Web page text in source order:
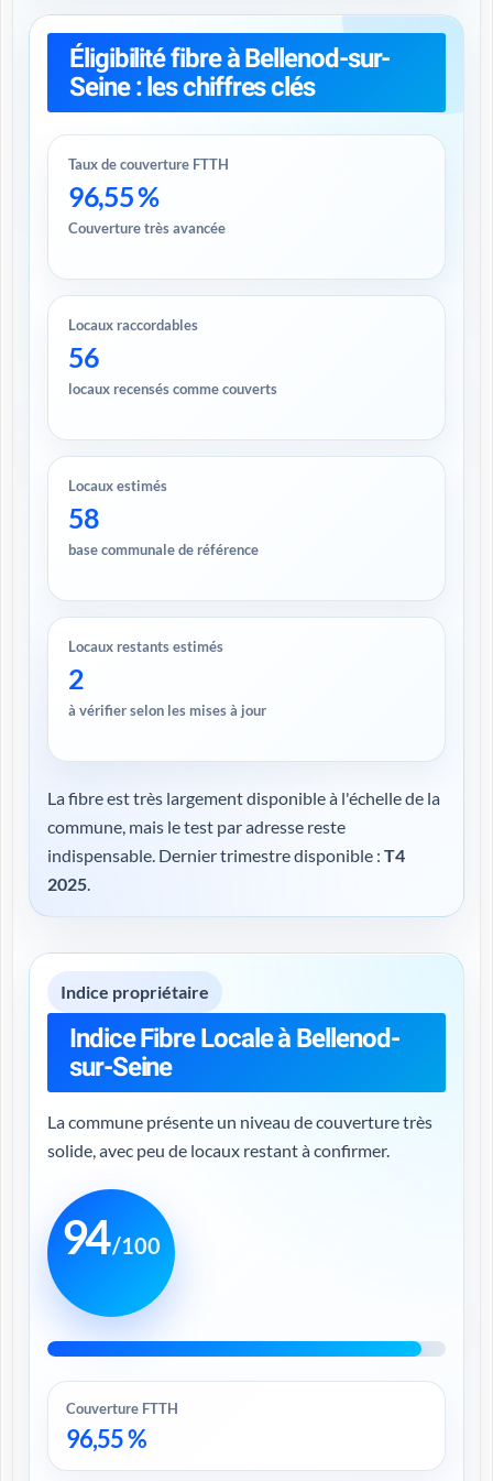
Éligibilité fibre à Bellenod-sur-
Seine : les chiffres clés
Taux de couverture FTTH
96,55 %
Couverture très avancée
Locaux raccordables
56
locaux recensés comme couverts
Locaux estimés
58
base communale de référence
Locaux restants estimés
2
à vérifier selon les mises à jour
La fibre est très largement disponible à l'échelle de la
commune, mais le test par adresse reste
indispensable. Dernier trimestre disponible : T4
2025.
Indice propriétaire
Indice Fibre Locale à Bellenod-
sur-Seine
La commune présente un niveau de couverture très
solide, avec peu de locaux restant à confirmer.
94/100
Couverture FTTH
96,55 %